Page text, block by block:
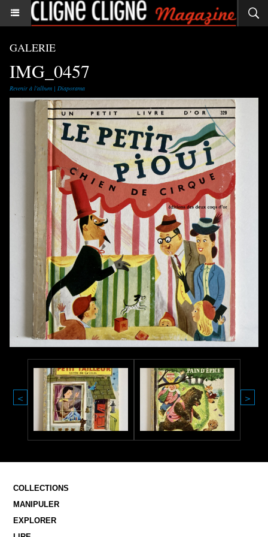
GALERIE
IMG_0457
Revenir à l'album | Diaporama
< >
COLLECTIONS
MANIPULER
EXPLORER